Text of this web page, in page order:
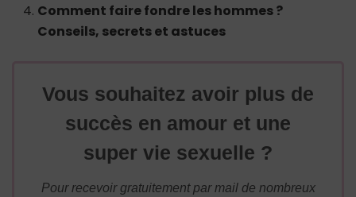
Comment faire fondre les hommes ?
Conseils, secrets et astuces
Vous souhaitez avoir plus de
succès en amour et une
super vie sexuelle ?
Pour recevoir gratuitement par mail de nombreux